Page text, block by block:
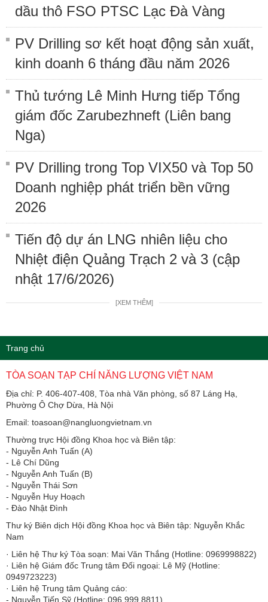
dầu thô FSO PTSC Lạc Đà Vàng
PV Drilling sơ kết hoạt động sản xuất,
kinh doanh 6 tháng đầu năm 2026
Thủ tướng Lê Minh Hưng tiếp Tổng
giám đốc Zarubezhneft (Liên bang
Nga)
PV Drilling trong Top VIX50 và Top 50
Doanh nghiệp phát triển bền vững
2026
Tiến độ dự án LNG nhiên liệu cho
Nhiệt điện Quảng Trạch 2 và 3 (cập
nhật 17/6/2026)
[XEM THÊM]
Trang chủ
TÒA SOẠN TẠP CHÍ NĂNG LƯỢNG VIỆT NAM
Địa chỉ: P. 406-407-408, Tòa nhà Văn phòng, số 87 Láng Hạ,
Phường Ô Chợ Dừa, Hà Nội
Email: toasoan@nangluongvietnam.vn
Thường trực Hội đồng Khoa học và Biên tập:
​​​​​​- Nguyễn Anh Tuấn (A)
- Lê Chí Dũng
- Nguyễn Anh Tuấn (B)
- Nguyễn Thái Sơn
- Nguyễn Huy Hoạch
- Đào Nhật Đình
Thư ký Biên dịch Hội đồng Khoa học và Biên tập: Nguyễn Khắc
Nam
· Liên hệ Thư ký Tòa soạn: Mai Văn Thắng (Hotline: 0969998822)
· Liên hệ Giám đốc Trung tâm Đối ngoại: Lê Mỹ (Hotline:
0949723223)
· Liên hệ Trung tâm Quảng cáo:
- Nguyễn Tiến Sỹ (Hotline: 096.999.8811)